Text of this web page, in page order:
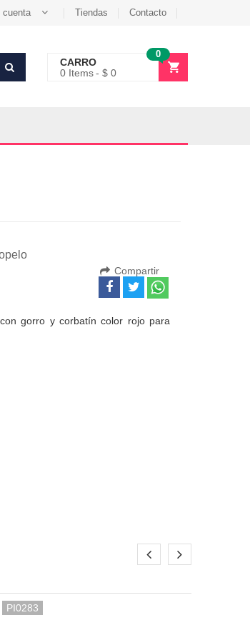
cuenta Tiendas Contacto
CARRO
0
0 Items $ 0
Compartir
gorro y corbatín color rojo para
PI0283